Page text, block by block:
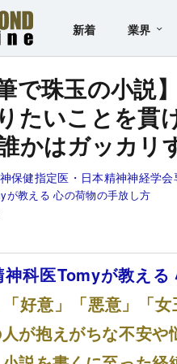
新着 業界
で珠玉の小説】
たいことを貫
かはガッカリ
保健指定医・日本精神神経学会
が教える 心の荷物の手放し方
神科医Tomyが教え
好意」「悪意」「
が抱えがちな不安